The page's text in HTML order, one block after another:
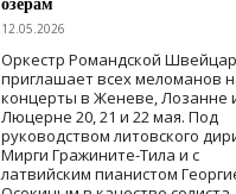
12.05.2026
Оркестр Романдской
приглашает всех меломанов
концерты в Женеве, Лозанне
Люцерне 20, 21 и 22 мая. Под
руководством литовского
Мирги Гражините-Тила и с
латвийским пианистом